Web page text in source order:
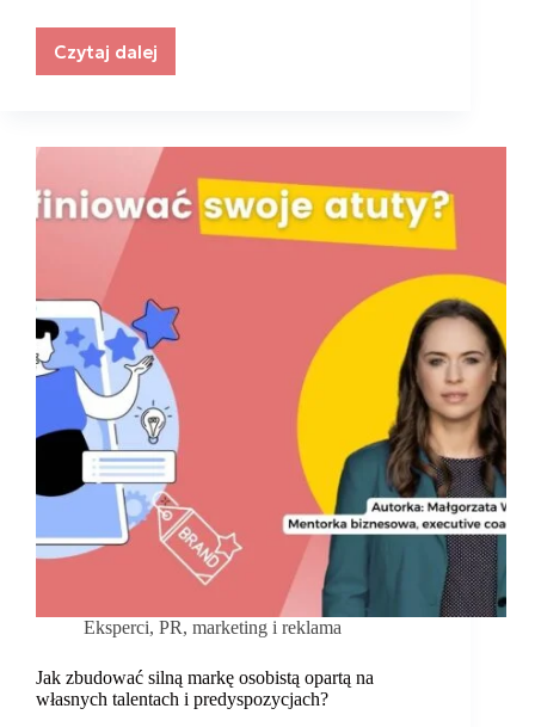
Czytaj dalej
Kultura
miejsce
pracy,
które
przyciąga
talenty?
Eksperci, PR, marketing i reklama
Jak zbudować silną markę osobistą opartą na
własnych talentach i predyspozycjach?